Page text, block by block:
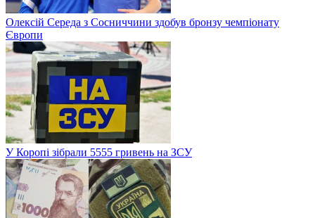
Олексій Середа з Сосниччини здобув бронзу чемпіонату
Європи
У Коропі зібрали 5555 гривень на ЗСУ